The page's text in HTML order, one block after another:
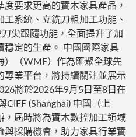
要求更高的實木家具產品，
系統、立銑刀粗加工功能、
尖跟隨功能，全面提升了加
穩定的生產。 中國國際家具
）（WMF）作為匯聚全球先
專業平台，將持續關注並展示
將於2026年9月5日至8日在
CIFF (Shanghai) 中國（上
，屆時將為實木數控加工領域
與採購機會，助力家具行業實